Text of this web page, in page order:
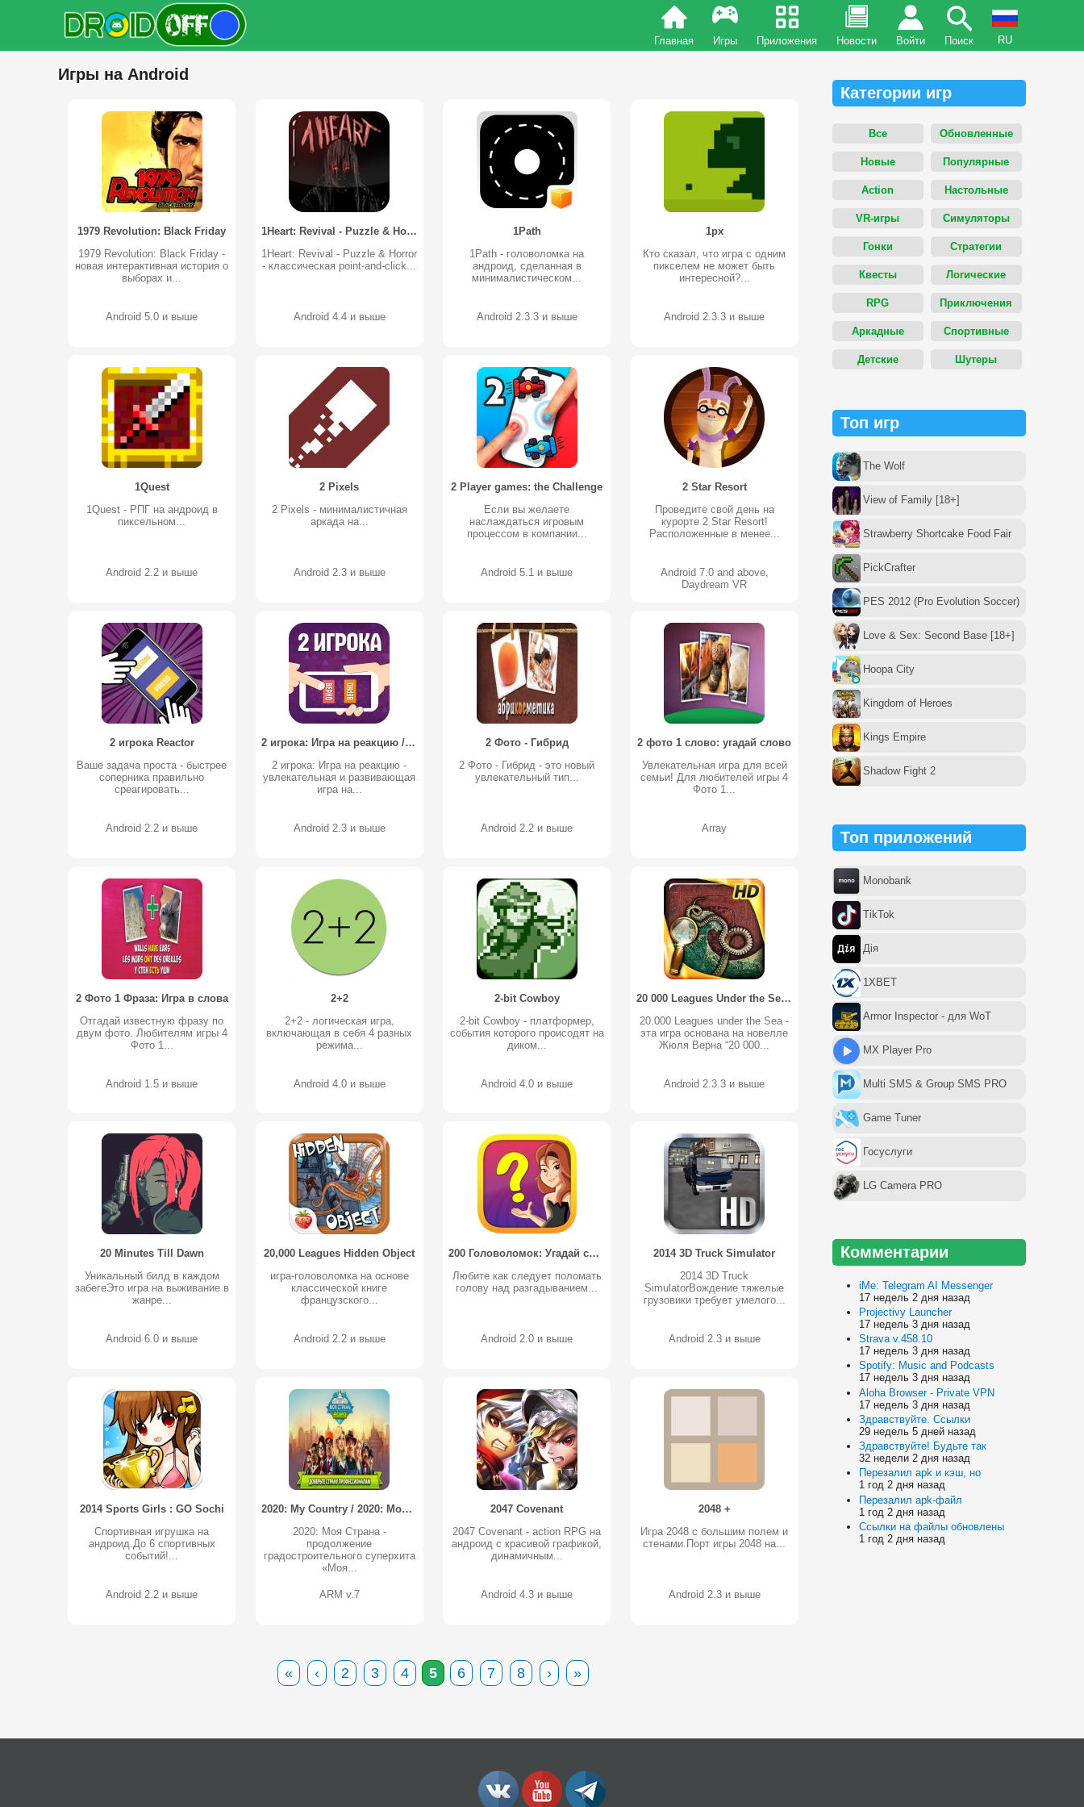
Главная Игры Приложения Новости Войти Поиск RU
Игры на Android
1979 Revolution: Black Friday
1979 Revolution: Black Friday -
новая интерактивная история о
выборах и...
Android 5.0 и выше
1Heart: Revival - Puzzle & Horror
1Heart: Revival - Puzzle & Horror
- классическая point-and-click...
Android 4.4 и выше
1Path
1Path - головоломка на
андроид, сделанная в
минималистическом...
Android 2.3.3 и выше
1px
Кто сказал, что игра с одним
пикселем не может быть
интересной?...
Android 2.3.3 и выше
1Quest
1Quest - РПГ на андроид в
пиксельном...
Android 2.2 и выше
2 Pixels
2 Pixels - минималистичная
аркада на...
Android 2.3 и выше
2 Player games: the Challenge
Если вы желаете
наслаждаться игровым
процессом в компании...
Android 5.1 и выше
2 Star Resort
Проведите свой день на
курорте 2 Star Resort!
Расположенные в менее...
Android 7.0 and above,
Daydream VR
2 игрока Reactor
Ваше задача проста - быстрее
соперника правильно
среагировать...
Android 2.2 и выше
2 игрока: Игра на реакцию / 2 Players: Reaction game
2 игрока: Игра на реакцию -
увлекательная и развивающая
игра на...
Android 2.3 и выше
2 Фото - Гибрид
2 Фото - Гибрид - это новый
увлекательный тип...
Android 2.2 и выше
2 фото 1 слово: угадай слово
Увлекательная игра для всей
семьи! Для любителей игры 4
Фото 1...
Array
2 Фото 1 Фраза: Игра в слова
Отгадай известную фразу по
двум фото. Любителям игры 4
Фото 1...
Android 1.5 и выше
2+2
2+2 - логическая игра,
включающая в себя 4 разных
режима...
Android 4.0 и выше
2-bit Cowboy
2-bit Cowboy - платформер,
события которого происодят на
диком...
Android 4.0 и выше
20 000 Leagues Under the Sea / Двадцать тысяч лье под водой
20.000 Leagues under the Sea -
эта игра основана на новелле
Жюля Верна “20 000...
Android 2.3.3 и выше
20 Minutes Till Dawn
Уникальный билд в каждом
забегеЭто игра на выживание в
жанре...
Android 6.0 и выше
20,000 Leagues Hidden Object
игра-головоломка на основе
классической книге
французского...
Android 2.2 и выше
200 Головоломок: Угадай слово!
Любите как следует поломать
голову над разгадыванием...
Android 2.0 и выше
2014 3D Truck Simulator
2014 3D Truck
SimulatorВождение тяжелые
грузовики требует умелого...
Android 2.3 и выше
2014 Sports Girls : GO Sochi
Спортивная игрушка на
андроид.До 6 спортивных
событий!...
Android 2.2 и выше
2020: My Country / 2020: Моя Cтрана
2020: Моя Cтрана -
продолжение
градостроительного суперхита
«Моя...
ARM v.7
2047 Covenant
2047 Covenant - action RPG на
андроид с красивой графикой,
динамичным...
Android 4.3 и выше
2048 +
Игра 2048 с большим полем и
стенами.Порт игры 2048 на...
Android 2.3 и выше
« ‹ 2 3 4 5 6 7 8 › »
Категории игр
Все Обновленные
Новые Популярные
Action Настольные
VR-игры Симуляторы
Гонки Стратегии
Квесты Логические
RPG Приключения
Аркадные Спортивные
Детские Шутеры
Топ игр
The Wolf
View of Family [18+]
Strawberry Shortcake Food Fair
PickCrafter
PES 2012 (Pro Evolution Soccer)
Love & Sex: Second Base [18+]
Hoopa City
Kingdom of Heroes
Kings Empire
Shadow Fight 2
Топ приложений
Monobank
TikTok
Дія
1XBET
Armor Inspector - для WoT
MX Player Pro
Multi SMS & Group SMS PRO
Game Tuner
Госуслуги
LG Camera PRO
Комментарии
iMe: Telegram AI Messenger
17 недель 2 дня назад
Projectivy Launcher
17 недель 3 дня назад
Strava v.458.10
17 недель 3 дня назад
Spotify: Music and Podcasts
17 недель 3 дня назад
Aloha Browser - Private VPN
17 недель 3 дня назад
Здравствуйте. Ссылки
29 недель 5 дней назад
Здравствуйте! Будьте так
32 недели 2 дня назад
Перезалил apk и кэш, но
1 год 2 дня назад
Перезалил apk-файл
1 год 2 дня назад
Ссылки на файлы обновлены
1 год 2 дня назад